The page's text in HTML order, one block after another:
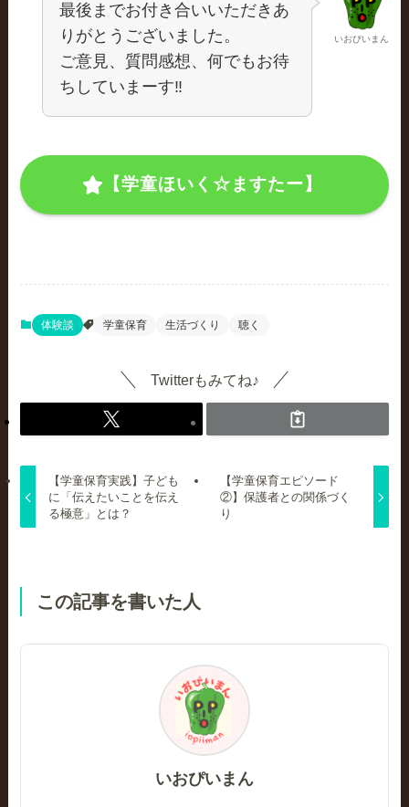
いおぴいまん
最後までお付き合いいただきあ
りがとうございました。
ご意見、質問感想、何でもお待
ちしていまーす‼
【学童ほいく☆ますたー】
体験談 学童保育 生活づくり 聴く
Twitterもみてね♪
【学童保育実践】子ども
に「伝えたいことを伝え
る極意」とは？
【学童保育エピソード
②】保護者との関係づく
り
この記事を書いた人
いおぴいまん